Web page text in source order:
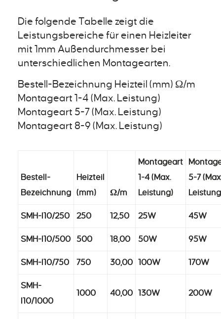
Die folgende Tabelle zeigt die
Leistungsbereiche für einen Heizleiter
mit 1mm Außendurchmesser bei
unterschiedlichen Montagearten.
Bestell-Bezeichnung Heizteil (mm) Ω/m
Montageart 1-4 (Max. Leistung)
Montageart 5-7 (Max. Leistung)
Montageart 8-9 (Max. Leistung)
Bestell-
Bezeichnung
Heizteil
(mm)
Ω/m
Montageart
1-4 (Max.
Leistung)
5-7
SMH-I10/250 250 12,50 25W 45W
SMH-I10/500 500 18,00 50W 95W
SMH-I10/750 750 30,00 100W 170W
SMH-
I10/1000
1000 40,00 130W 200W